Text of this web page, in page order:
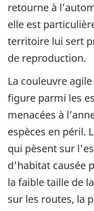
retourne à
elle est
territoire lui sert
de reproduction.
La couleuvre
figure parmi les
menacées à
espèces en péril.
qui pèsent sur
d'habitat causée
la faible taille de
sur les routes, la